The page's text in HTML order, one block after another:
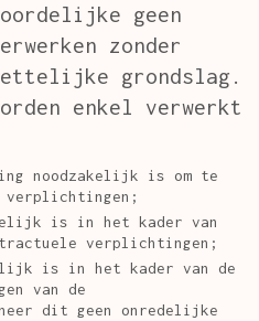
geen
zonder
grondslag.
enkel verwerkt
noodzakelijk is om te
verplichtingen;
is in het kader van
verplichtingen;
is in het kader van de
van de
dit geen onredelijke